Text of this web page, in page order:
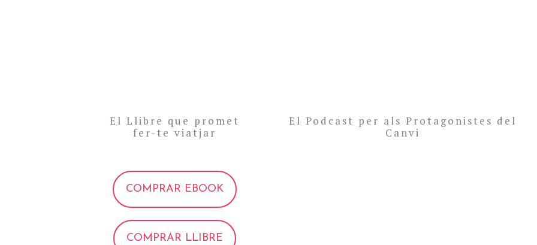
El Llibre que promet
fer-te viatjar
COMPRAR EBOOK
COMPRAR LLIBRE
El Podcast per als Protagonistes del
Canvi